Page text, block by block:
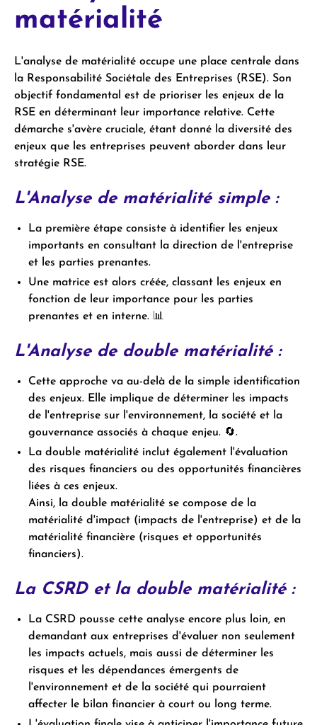
matérialité
L'analyse de matérialité occupe une place centrale dans
la Responsabilité Sociétale des Entreprises (RSE). Son
objectif fondamental est de prioriser les enjeux de la
RSE en déterminant leur importance relative. Cette
démarche s'avère cruciale, étant donné la diversité des
enjeux que les entreprises peuvent aborder dans leur
stratégie RSE.
L'Analyse de matérialité simple :
La première étape consiste à identifier les enjeux
importants en consultant la direction de l'entreprise
et les parties prenantes.
Une matrice est alors créée, classant les enjeux en
fonction de leur importance pour les parties
prenantes et en interne. 📊
L'Analyse de double matérialité :
Cette approche va au-delà de la simple identification
des enjeux. Elle implique de déterminer les impacts
de l'entreprise sur l'environnement, la société et la
gouvernance associés à chaque enjeu. 🔄.
La double matérialité inclut également l'évaluation
des risques financiers ou des opportunités financières
liées à ces enjeux.
Ainsi, la double matérialité se compose de la
matérialité d'impact (impacts de l'entreprise) et de la
matérialité financière (risques et opportunités
financiers).
La CSRD et la double matérialité :
La CSRD pousse cette analyse encore plus loin, en
demandant aux entreprises d'évaluer non seulement
les impacts actuels, mais aussi de déterminer les
risques et les dépendances émergents de
l'environnement et de la société qui pourraient
affecter le bilan financier à court ou long terme.